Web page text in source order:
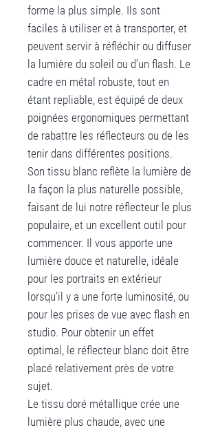
forme la plus simple. Ils sont
faciles à utiliser et à transporter, et
peuvent servir à réfléchir ou diffuser
la lumière du soleil ou d’un flash. Le
cadre en métal robuste, tout en
étant repliable, est équipé de deux
poignées ergonomiques permettant
de rabattre les réflecteurs ou de les
tenir dans différentes positions.
Son tissu blanc reflète la lumière de
la façon la plus naturelle possible,
faisant de lui notre réflecteur le plus
populaire, et un excellent outil pour
commencer. Il vous apporte une
lumière douce et naturelle, idéale
pour les portraits en extérieur
lorsqu’il y a une forte luminosité, ou
pour les prises de vue avec flash en
studio. Pour obtenir un effet
optimal, le réflecteur blanc doit être
placé relativement près de votre
sujet.
Le tissu doré métallique crée une
lumière plus chaude, avec une